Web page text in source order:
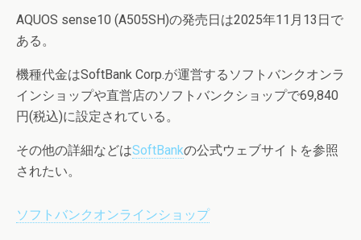
AQUOS sense10 (A505SH)の発売日は2025年11月13日で
ある。
機種代金はSoftBank Corp.が運営するソフトバンクオンラ
インショップや直営店のソフトバンクショップで69,840
円(税込)に設定されている。
その他の詳細などはSoftBankの公式ウェブサイトを参照
されたい。
ソフトバンクオンラインショップ